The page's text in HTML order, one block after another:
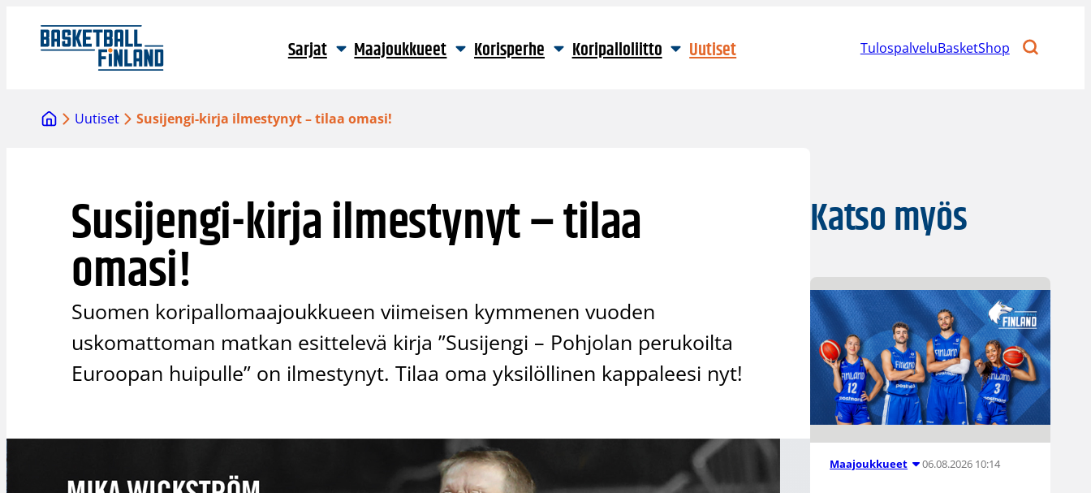
sisältöön
Sarjat Maajoukkueet Korisperhe Koripalloliitto Uutiset TulospalveluBasketShop
Uutiset Susijengi-kirja ilmestynyt – tilaa omasi!
Susijengi-kirja ilmestynyt – tilaa
omasi!
Suomen koripallomaajoukkueen viimeisen kymmenen vuoden
uskomattoman matkan esittelevä kirja ”Susijengi – Pohjolan perukoilta
Euroopan huipulle” on ilmestynyt. Tilaa oma yksilöllinen kappaleesi nyt!
Katso myös
Maajoukkueet 06.08.2026 10:14